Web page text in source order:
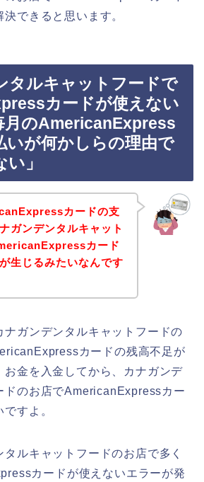
できると思います。
タルキャットフードで
カードが使えない
月のAmericanExpress
いが何かしらの理由で
」
カードの支
ガンデンタルキャット
カード
生じるみたいなんです
ナガンデンタルキャットフードの
カードの残高不足が
お金を入金してから、カナガンデ
ドのお店でAmericanExpressカー
すよ。
ルキャットフードのお店で多く
カードが使えないエラーが発